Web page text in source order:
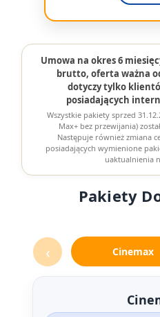
Umowa na okres 6
brutto, oferta ważna
dotyczy tylko
posiadających
Wszystkie pakiety sprzed
Max+ bez przewijania)
Następuje również zmiana
posiadających wymienione
uaktualnienia
Pakiety
‹ Cinemax